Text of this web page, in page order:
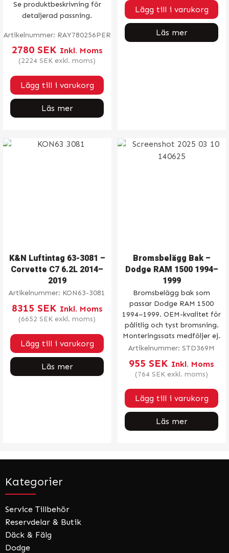
Se produktbeskrivning för
detaljerad passning.
Artikelnummer: RAY780256PER
2780 SEK Inkl. Moms
(2224 SEK exkl. moms)
Lägg till i varukorg
Läs mer
Lägg till i varukorg
Läs mer
K&N Luftintag 63-3081 –
Corvette C7 6.2L 2014–
2019
Artikelnummer: KON63-3081
8315 SEK Inkl. Moms
(6652 SEK exkl. moms)
Lägg till i varukorg
Läs mer
Bromsbelägg Bak –
Dodge RAM 1500 1994–
1999
Bromsbelägg bak som
passar Dodge RAM 1500
1994–1999. OEM-kvalitet för
pålitlig och tyst bromsning.
Monteringssats medföljer ej.
Artikelnummer: STD369M
955 SEK Inkl. Moms
(764 SEK exkl. moms)
Lägg till i varukorg
Läs mer
Kategorier
Service Tillbehör
Reservdelar & Butik
Däck & Fälg
Dodge